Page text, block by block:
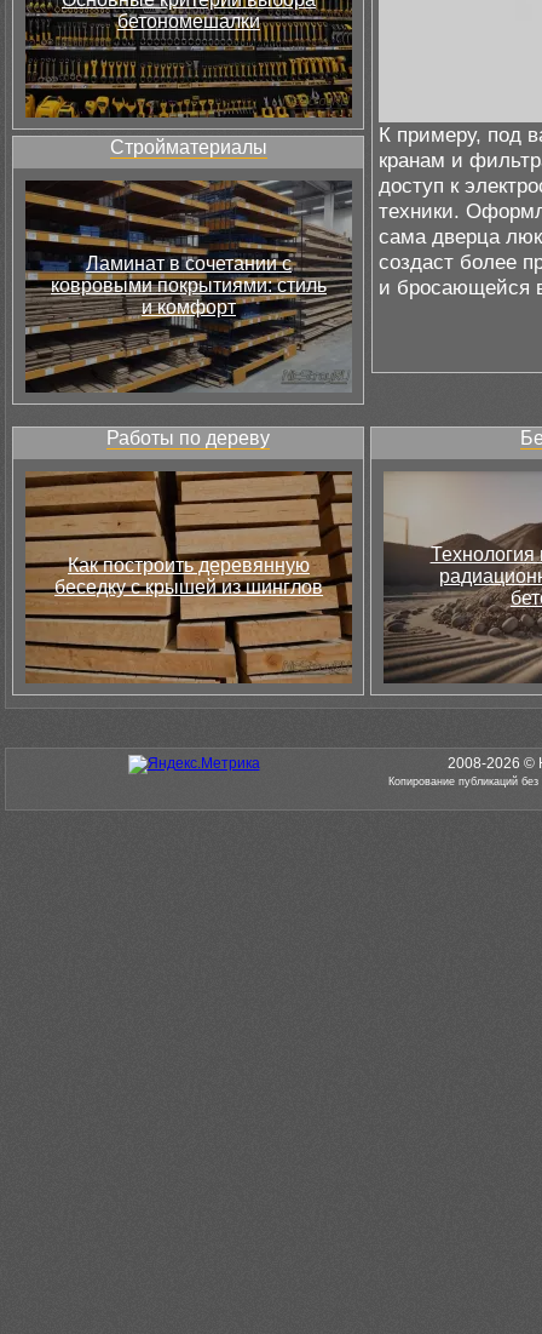
бетономешалки
Стройматериалы
Ламинат в сочетании с
ковровыми покрытиями: стиль
и комфорт
К примеру, под
кранам и
доступ к
техники.
сама дверца
создаст более
и бросающейся
Работы по дереву
Как построить деревянную
беседку с крышей из шинглов
Технология
2008-2026 ©
Копирование публикаций